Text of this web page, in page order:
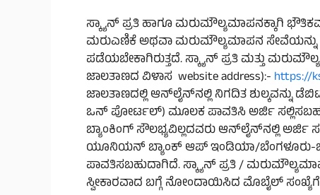
ಸ್ಕ್ಯಾನ್‌ ಪ್ರತಿ ಹಾಗೂ ಮರುಮೌಲ್ಯಮಾಪನಕ್ಕಾಗಿ
ಮರುಎಣಿಕೆ ಅಥವಾ ಮರುಮೌಲ್ಯಮಾಪನ ಸೇವೆಯನ್ನು
ಪಡೆಯಬೇಕಾಗಿರುತ್ತದೆ. ಸ್ಕ್ಯಾನ್ ಪ್ರತಿ ಮತ್ತು
ಜಾಲತಾಣದ ವಿಳಾಸ website address):- https://
ಜಾಲತಾಣದಲ್ಲಿ ಆನ್‌ಲೈನ್‌ನಲ್ಲಿ ನಿಗದಿತ ಶುಲ್ಕವನ್ನು
ಒನ್ ಪೋರ್ಟಲ್) ಮೂಲಕ ಪಾವತಿಸಿ ಅರ್ಜಿ
ಬ್ಯಾಂಕಿಂಗ್ ಸೌಲಭ್ಯವಿಲ್ಲದವರು ಆನ್‌ಲೈನ್‌ನಲ್ಲಿ
ಯೂನಿಯನ್ ಬ್ಯಾಂಕ್ ಆಪ್ ಇಂಡಿಯಾ/ಬೆಂಗಳೂರು-ಒನ್/
ಪಾವತಿಸಬಹುದಾಗಿದೆ. ಸ್ಕ್ಯಾನ್ ಪ್ರತಿ /
ಸ್ವೀಕಾರವಾದ ಬಗ್ಗೆ ನೋಂದಾಯಿಸಿದ ಮೊಬೈಲ್